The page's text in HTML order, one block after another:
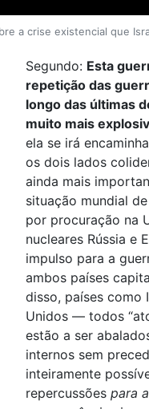
a crise existencial que
Segundo: Esta
repetição das
longo das últimas
muito mais
ela se irá
os dois lados
ainda mais
situação mundial
por procuração na
nucleares Rússia e
impulso para a
ambos países
disso, países como
Unidos — todos
estão a ser
internos sem
inteiramente
repercussões para